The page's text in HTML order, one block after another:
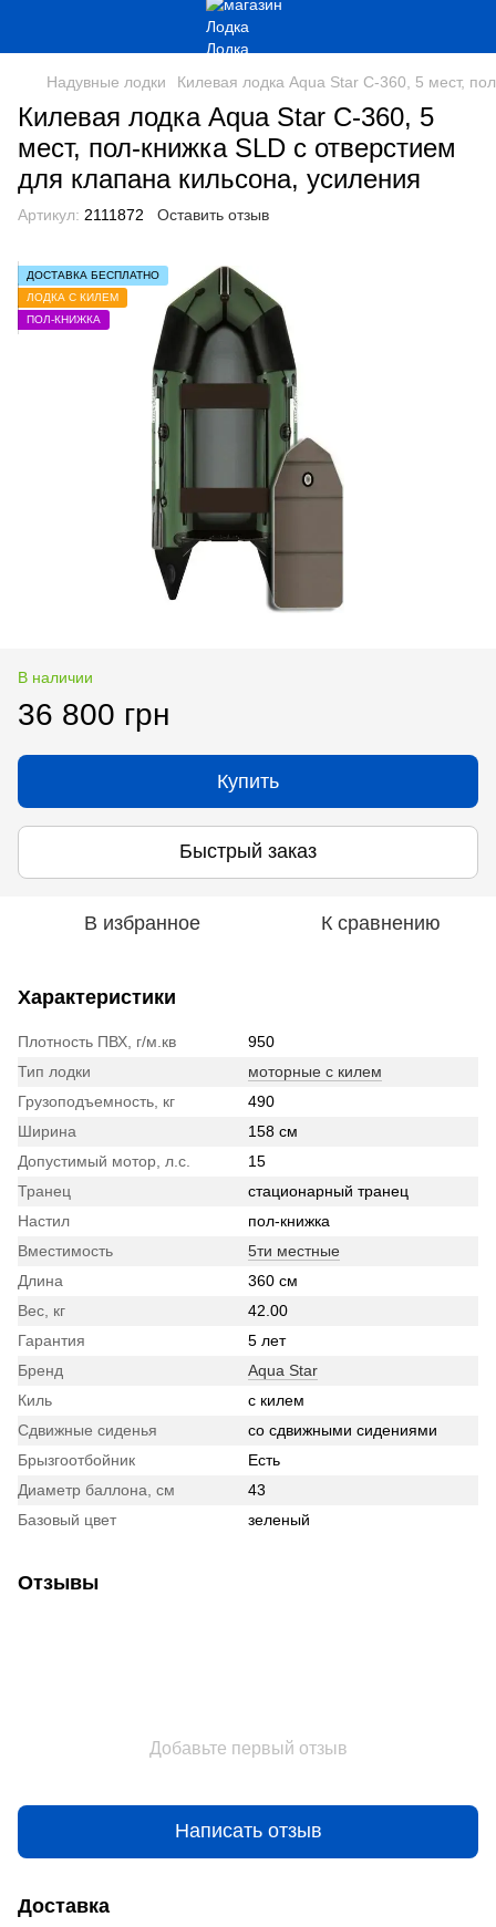
Надувные лодки Килевая лодка Aqua Star C-360, 5 мест,
Килевая лодка Aqua Star C-360, 5
мест, пол-книжка SLD с отверстием
для клапана кильсона, усиления
Артикул: 2111872 Оставить отзыв
ДОСТАВКА БЕСПЛАТНО
ЛОДКА С КИЛЕМ
ПОЛ-КНИЖКА
В наличии
36 800 грн
Купить
Быстрый заказ
В избранное К сравнению
Характеристики
Плотность ПВХ, г/м.кв
950
Тип лодки
моторные с килем
Грузоподъемность, кг
490
Ширина
158 см
Допустимый мотор, л.с.
15
Транец
стационарный транец
Настил
пол-книжка
Вместимость
5ти местные
Длина
360 см
Вес, кг
42.00
Гарантия
5 лет
Бренд
Aqua Star
Киль
с килем
Сдвижные сиденья
со сдвижными сидениями
Брызгоотбойник
Есть
Диаметр баллона, см
43
Базовый цвет
зеленый
Отзывы
Добавьте первый отзыв
Написать отзыв
Доставка